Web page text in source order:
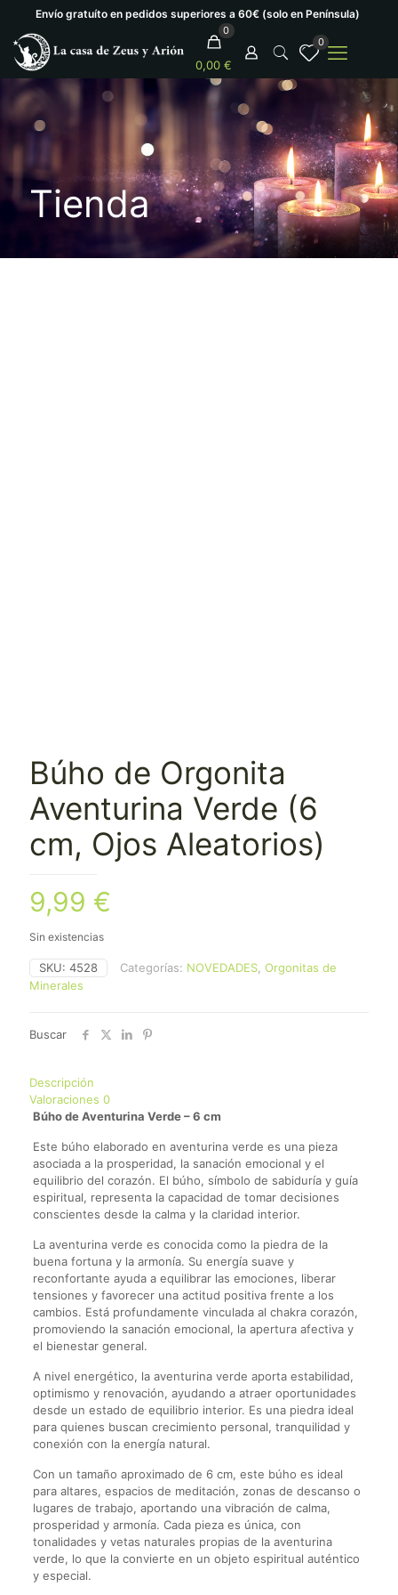
Envío gratuíto en pedidos superiores a 60€ (solo en Península)
0
0,00 €
0
Tienda
Búho de Orgonita
Aventurina Verde (6
cm, Ojos Aleatorios)
9,99 €
Sin existencias
SKU: 4528 Categorías: NOVEDADES Orgonitas de
Minerales
Buscar
Descripción
Valoraciones 0
Búho de Aventurina Verde – 6 cm
Este búho elaborado en aventurina verde es una pieza
asociada a la prosperidad, la sanación emocional y el
equilibrio del corazón. El búho, símbolo de sabiduría y guía
espiritual, representa la capacidad de tomar decisiones
conscientes desde la calma y la claridad interior.
La aventurina verde es conocida como la piedra de la
buena fortuna y la armonía. Su energía suave y
reconfortante ayuda a equilibrar las emociones, liberar
tensiones y favorecer una actitud positiva frente a los
cambios. Está profundamente vinculada al chakra corazón,
promoviendo la sanación emocional, la apertura afectiva y
el bienestar general.
A nivel energético, la aventurina verde aporta estabilidad,
optimismo y renovación, ayudando a atraer oportunidades
desde un estado de equilibrio interior. Es una piedra ideal
para quienes buscan crecimiento personal, tranquilidad y
conexión con la energía natural.
Con un tamaño aproximado de 6 cm, este búho es ideal
para altares, espacios de meditación, zonas de descanso o
lugares de trabajo, aportando una vibración de calma,
prosperidad y armonía. Cada pieza es única, con
tonalidades y vetas naturales propias de la aventurina
verde, lo que la convierte en un objeto espiritual auténtico
y especial.